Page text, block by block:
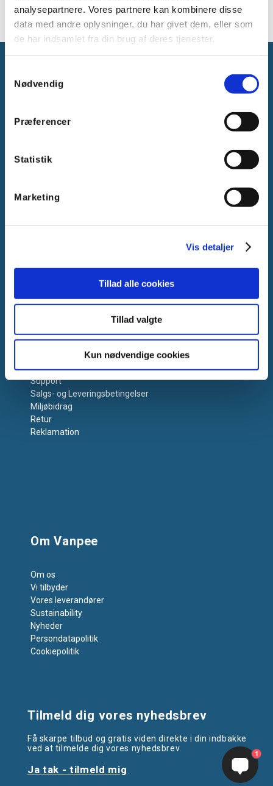
analysepartnere. Vores partnere kan kombinere disse
data med andre oplysninger, du har givet dem, eller som
de har indsamlet fra din brug af deres tjenester.
Nødvendig
Præferencer
Statistik
Marketing
Vis detaljer
Tillad alle cookies
Tillad valgte
Kun nødvendige cookies
Gammelager 15
CVR: DK-25695801
Få hjælp
Kontakt os
Support
Salgs- og Leveringsbetingelser
Miljøbidrag
Retur
Reklamation
Om Vanpee
Om os
Vi tilbyder
Vores leverandører
Sustainability
Nyheder
Persondatapolitik
Cookiepolitik
Tilmeld dig vores nyhedsbrev
Få skarpe tilbud og gratis viden direkte i din indbakke
ved at tilmelde dig vores nyhedsbrev.
Ja tak - tilmeld mig
1